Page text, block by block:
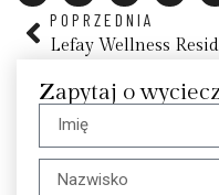
POPRZEDNIA
Zapytaj o